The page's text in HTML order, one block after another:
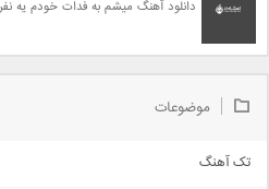
دانلود آهنگ میشم به فدات خودم یه
موضوعات
تک آهنگ